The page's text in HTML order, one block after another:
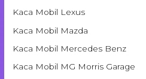
Kaca Mobil Lexus
Kaca Mobil Mazda
Kaca Mobil Mercedes Benz
Kaca Mobil MG Morris Garage